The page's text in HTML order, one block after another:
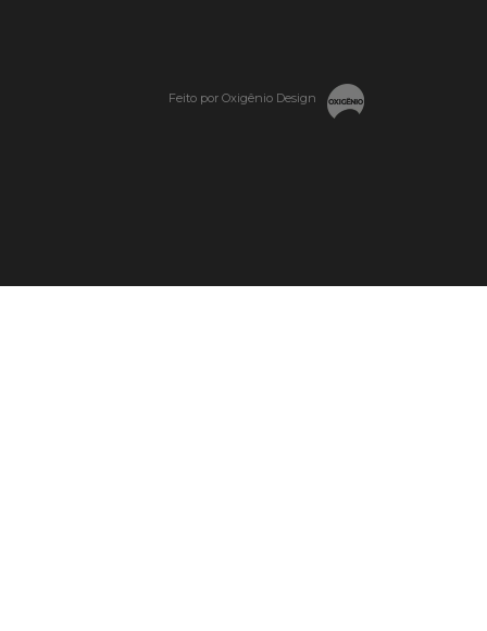
Feito por Oxigênio Design